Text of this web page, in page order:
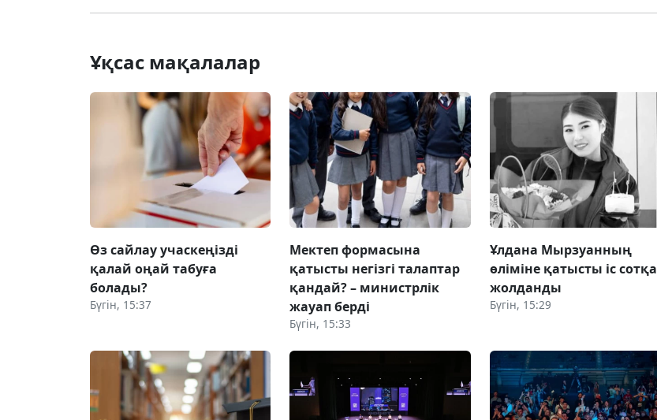
Ұқсас мақалалар
Өз сайлау учаскеңізді
қалай оңай табуға
болады?
Бүгін, 15:37
Мектеп формасына
қатысты негізгі талаптар
қандай? – министрлік
жауап берді
Бүгін, 15:33
Ұлдана Мырзуанның
өліміне қатысты іс сотқа
жолданды
Бүгін, 15:29